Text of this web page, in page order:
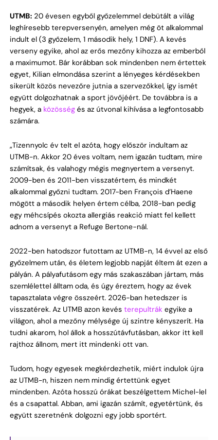
UTMB: 20 évesen egyből győzelemmel debütált a világ
leghíresebb terepversenyén, amelyen még öt alkalommal
indult el (3 győzelem, 1 második hely, 1 DNF). A kevés
verseny egyike, ahol az erős mezőny kihozza az emberből
a maximumot. Bár korábban sok mindenben nem értettek
egyet, Kilian elmondása szerint a lényeges kérdésekben
sikerült közös nevezőre jutnia a szervezőkkel, így ismét
együtt dolgozhatnak a sport jövőjéért. De továbbra is a
hegyek, a közösség és az útvonal kihívása a legfontosabb
számára.
„Tizennyolc év telt el azóta, hogy először indultam az
UTMB-n. Akkor 20 éves voltam, nem igazán tudtam, mire
számítsak, és valahogy mégis megnyertem a versenyt.
2009-ben és 2011-ben visszatértem, és mindkét
alkalommal győzni tudtam. 2017-ben François d’Haene
mögött a második helyen értem célba, 2018-ban pedig
egy méhcsípés okozta allergiás reakció miatt fel kellett
adnom a versenyt a Refuge Bertone-nál.
2022-ben hatodszor futottam az UTMB-n, 14 évvel az első
győzelmem után, és életem legjobb napját éltem át ezen a
pályán. A pályafutásom egy más szakaszában jártam, más
szemlélettel álltam oda, és úgy éreztem, hogy az évek
tapasztalata végre összeért. 2026-ban hetedszer is
visszatérek. Az UTMB azon kevés terepultrák egyike a
világon, ahol a mezőny mélysége új szintre kényszerít. Ha
tudni akarom, hol állok a hosszútávfutásban, akkor itt kell
rajthoz állnom, mert itt mindenki ott van.
Tudom, hogy egyesek megkérdezhetik, miért indulok újra
az UTMB-n, hiszen nem mindig értettünk egyet
mindenben. Azóta hosszú órákat beszélgettem Michel-lel
és a csapattal. Abban, ami igazán számít, egyetértünk, és
együtt szeretnénk dolgozni egy jobb sportért.